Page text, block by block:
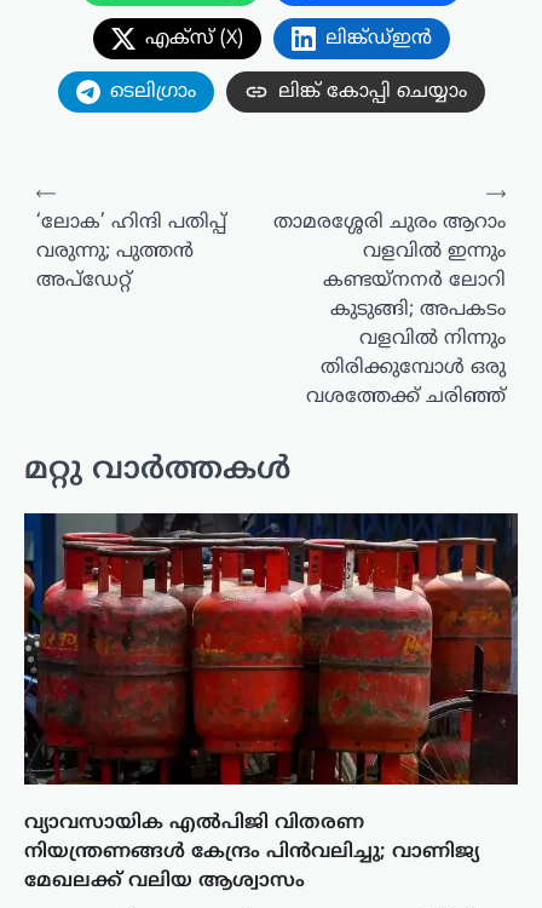
എക്സ് (X) ലിങ്ക്ഡ്ഇൻ
ടെലിഗ്രാം ലിങ്ക് കോപ്പി ചെയ്യാം
പോസ്റ്റുകളിലൂടെ
⟵
‘ലോക’ ഹിന്ദി പതിപ്പ്
വരുന്നു; പുത്തൻ
അപ്‌ഡേറ്റ്
താമരശ്ശേരി ചുരം ആറാം
വളവിൽ ഇന്നും
കണ്ടയ്നനർ ലോറി
കുടുങ്ങി; അപകടം
വളവിൽ നിന്നും
തിരിക്കുമ്പോൾ ഒരു
വശത്തേക്ക് ചരിഞ്ഞ്
⟶
മറ്റു വാർത്തകൾ
വ്യാവസായിക എൽപിജി വിതരണ
നിയന്ത്രണങ്ങൾ കേന്ദ്രം പിൻവലിച്ചു; വാണിജ്യ
മേഖലക്ക് വലിയ ആശ്വാസം